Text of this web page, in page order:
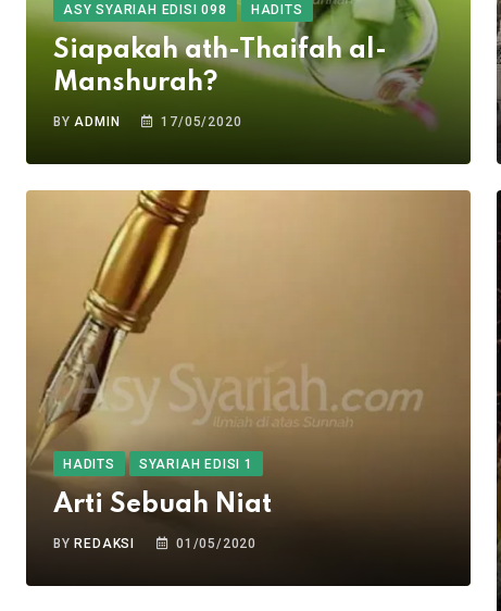
ASY SYARIAH EDISI 098 HADITS
Siapakah ath-Thaifah al-
Manshurah?
BY ADMIN 17/05/2020
HADITS SYARIAH EDISI 1
Arti Sebuah Niat
BYREDAKSI 01/05/2020